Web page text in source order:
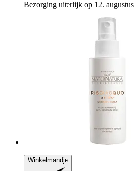
Bezorging uiterlijk op 12. augustus
Winkelmandje